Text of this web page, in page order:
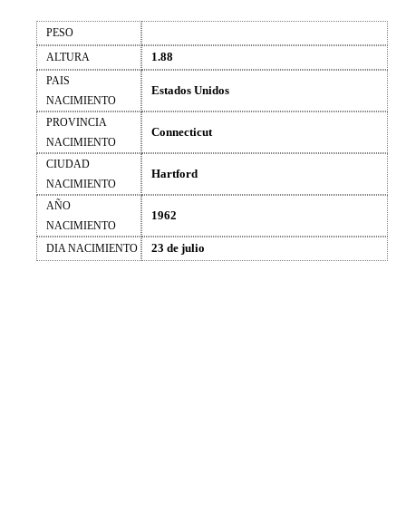
PESO
ALTURA
1.88
PAIS
NACIMIENTO
Estados Unidos
PROVINCIA
NACIMIENTO
Connecticut
CIUDAD
NACIMIENTO
Hartford
AÑO
NACIMIENTO
1962
DIA NACIMIENTO 23 de julio